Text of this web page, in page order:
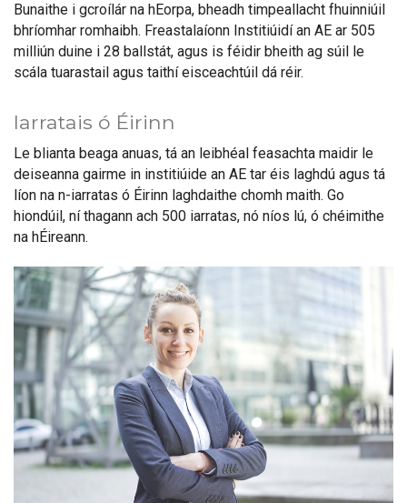
Bunaithe i gcroílár na hEorpa, bheadh timpeallacht fhuinniúil
bhríomhar romhaibh. Freastalaíonn Institiúidí an AE ar 505
milliún duine i 28 ballstát, agus is féidir bheith ag súil le
scála tuarastail agus taithí eisceachtúil dá réir.
Iarratais ó Éirinn
Le blianta beaga anuas, tá an leibhéal feasachta maidir le
deiseanna gairme in institiúide an AE tar éis laghdú agus tá
líon na n-iarratas ó Éirinn laghdaithe chomh maith. Go
hiondúil, ní thagann ach 500 iarratas, nó níos lú, ó chéimithe
na hÉireann.